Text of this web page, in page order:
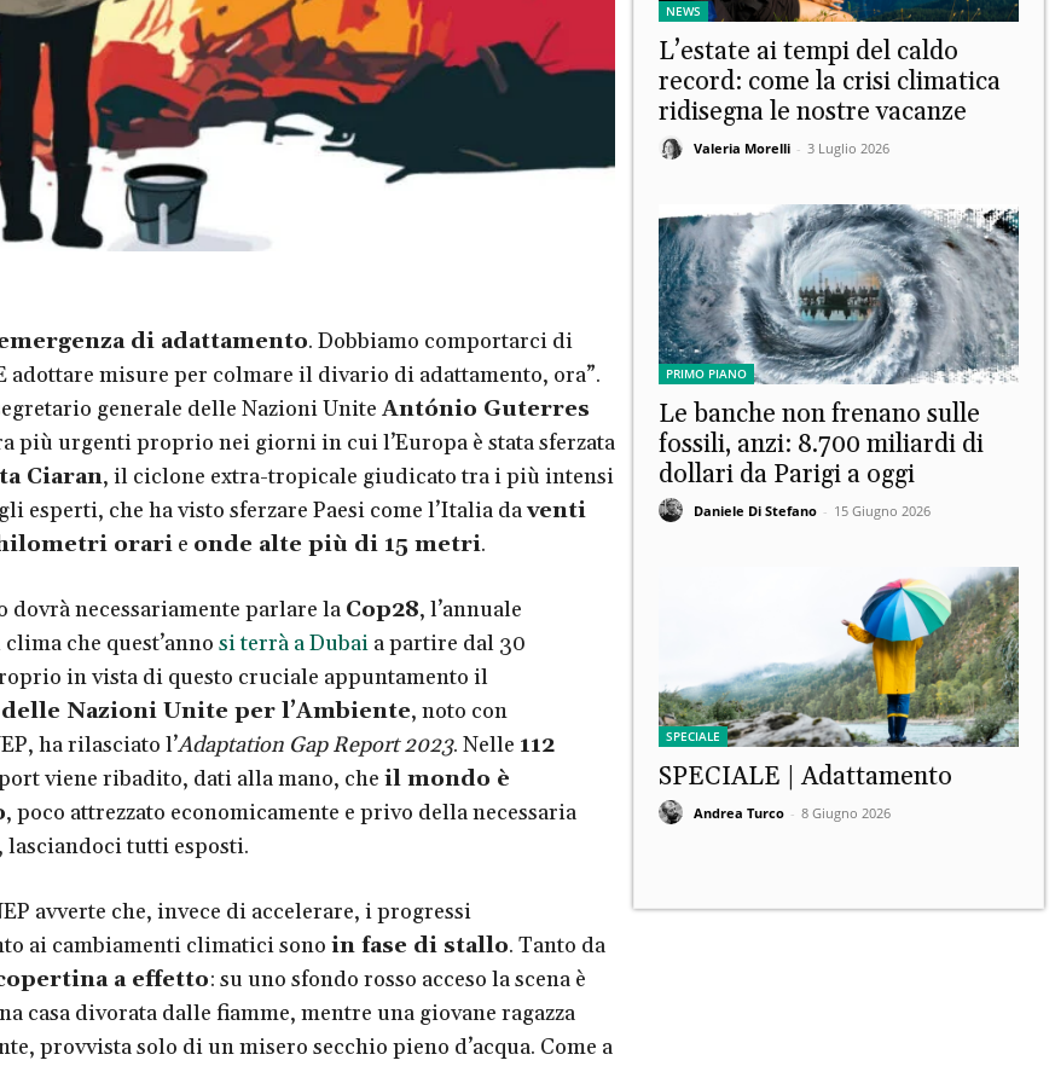
di adattamento. Dobbiamo comportarci di
adottare misure per colmare il divario di adattamento, ora”.
generale delle Nazioni Unite António Guterres
più urgenti proprio nei giorni in cui l’Europa è stata sferzata
Ciaran, il ciclone extra-tropicale giudicato tra i più intensi
esperti, che ha visto sferzare Paesi come l’Italia daventi
orarie onde alte più di 15 metri.
dovrà necessariamente parlare la Cop28, l’annuale
che quest’anno si terrà a Dubaia partire dal 30
in vista di questo cruciale appuntamento il
Nazioni Unite per l’Ambiente, noto con
ha rilasciato l’Adaptation Gap Report 2023. Nelle 112
viene ribadito, dati alla mano, che il mondo è
, poco attrezzato economicamente e privo della necessaria
tutti esposti.
avverte che, invece di accelerare, i progressi
ai cambiamenti climatici sono in fase di stallo. Tanto da
a effetto: su uno sfondo rosso acceso la scena è
casa divorata dalle fiamme, mentre una giovane ragazza
provvista solo di un misero secchio pieno d’acqua. Come a
NEWS
L’estate ai tempi del caldo
record: come la crisi climatica
ridisegna le nostre vacanze
Valeria Morelli - 3 Luglio 2026
PRIMO PIANO
Le banche non frenano sulle
fossili, anzi: 8.700 miliardi di
dollari da Parigi a oggi
Daniele Di Stefano - 15 Giugno 2026
SPECIALE
SPECIALE | Adattamento
Andrea Turco - 8 Giugno 2026